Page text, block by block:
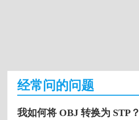
经常问的问题
我如何将 OBJ 转换为 STP？